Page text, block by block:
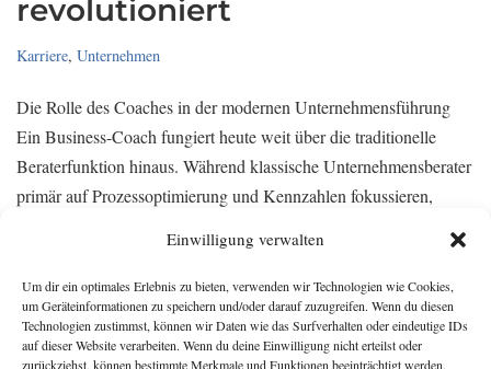
Einwilligung verwalten
Um dir ein optimales Erlebnis zu bieten, verwenden wir Technologien wie Cookies,
um Geräteinformationen zu speichern und/oder darauf zuzugreifen. Wenn du diesen
Technologien zustimmst, können wir Daten wie das Surfverhalten oder eindeutige IDs
auf dieser Website verarbeiten. Wenn du deine Einwilligung nicht erteilst oder
zurückziehst, können bestimmte Merkmale und Funktionen beeinträchtigt werden.
revolutioniert
Karriere, Unternehmen
Die Rolle des Coaches in der modernen Unternehmensführung
Ein Business-Coach fungiert heute weit über die traditionelle
Beraterfunktion hinaus. Während klassische Unternehmensberater
primär auf Prozessoptimierung und Kennzahlen fokussieren,
Führungspersönlichkeit. Diese Herangehensweise ermöglicht
es…Mehr lesen »